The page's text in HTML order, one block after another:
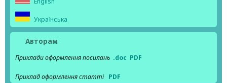
Українська
Авторам
Приклади оформлення посилань .doc PDF
Приклад оформлення статті PDF